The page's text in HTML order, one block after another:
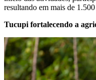
resultando em mais de
Tucupi fortalecendo a